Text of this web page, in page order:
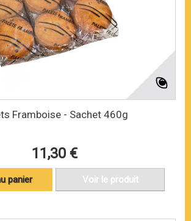
Framboise - Sachet 460g
11,30 €
panier Voir le produit